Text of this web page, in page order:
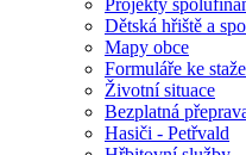
Projekty
Dětská hřiště a
Mapy obce
Formuláře ke
Životní situace
Bezplatná
Hasiči - Petřvald